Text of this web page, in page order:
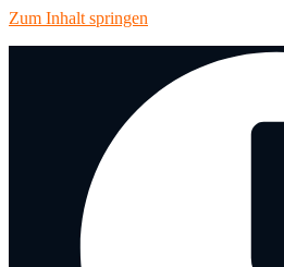
Zum Inhalt springen